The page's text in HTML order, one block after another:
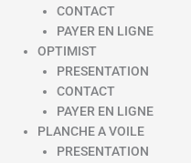
CONTACT
PAYER EN LIGNE
OPTIMIST
PRESENTATION
CONTACT
PAYER EN LIGNE
PLANCHE A VOILE
PRESENTATION